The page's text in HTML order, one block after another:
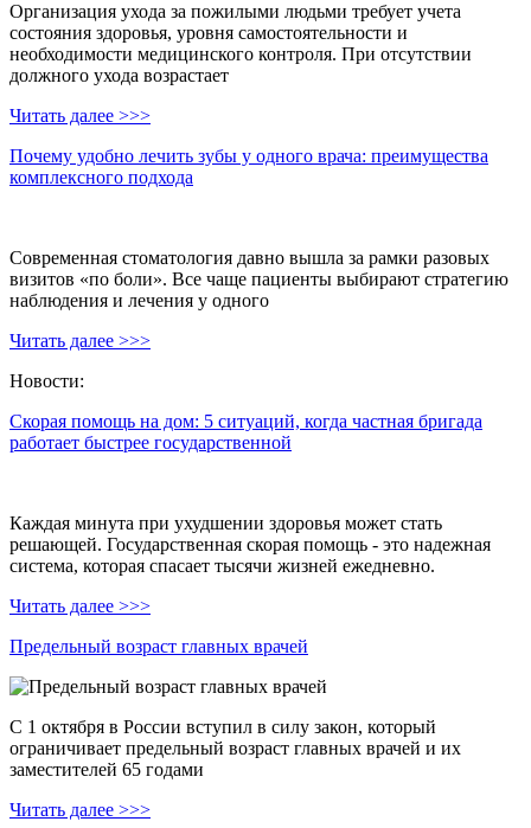
Организация ухода за пожилыми людьми требует учета
состояния здоровья, уровня самостоятельности и
необходимости медицинского контроля. При отсутствии
должного ухода возрастает
Читать далее >>>
Почему удобно лечить зубы у одного врача: преимущества
комплексного подхода
Современная стоматология давно вышла за рамки разовых
визитов «по боли». Все чаще пациенты выбирают стратегию
наблюдения и лечения у одного
Читать далее >>>
Новости:
Скорая помощь на дом: 5 ситуаций, когда частная бригада
работает быстрее государственной
Каждая минута при ухудшении здоровья может стать
решающей. Государственная скорая помощь - это надежная
система, которая спасает тысячи жизней ежедневно.
Читать далее >>>
Предельный возраст главных врачей
С 1 октября в России вступил в силу закон, который
ограничивает предельный возраст главных врачей и их
заместителей 65 годами
Читать далее >>>